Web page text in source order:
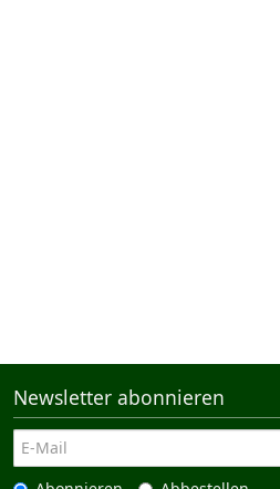
Newsletter abonnieren